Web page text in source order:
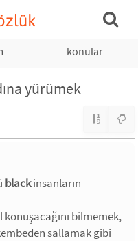
konular
yürümek
blackinsanların
bilmemek,
sallamak gibi